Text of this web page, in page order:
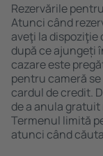
Rezervările
Atunci când
aveţi la
după ce ajungeți
cazare este
pentru cameră
cardul de credit.
de a anula gratuit
Termenul limită
atunci când